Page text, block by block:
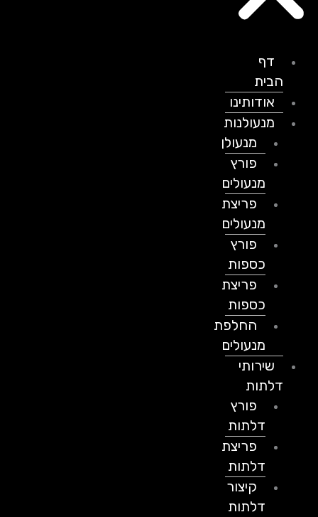
דף
הבית
אודותינו
מנעולנות
מנעולן
פורץ
מנעולים
פריצת
מנעולים
פורץ
כספות
פריצת
כספות
החלפת
מנעולים
שירותי
דלתות
פורץ
דלתות
פריצת
דלתות
קיצור
דלתות